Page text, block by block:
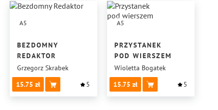
A5
BEZDOMNY
REDAKTOR
Grzegorz Skrabek
15.75
5
A5
PRZYSTANEK
POD WIERSZEM
Wioletta Bogatek
15.75
5